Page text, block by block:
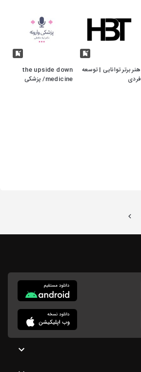
هنر برتر توانایی | توسعه
فردی
the upside down
medicine/ پزشکی